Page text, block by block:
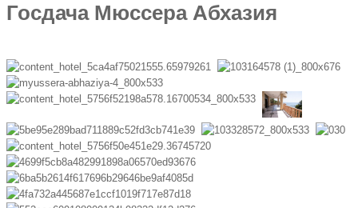
Госдача Мюссера Абхазия